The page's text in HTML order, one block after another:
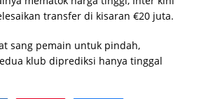
transfer di kisaran €20 juta.
sang pemain untuk pindah,
klub diprediksi hanya tinggal